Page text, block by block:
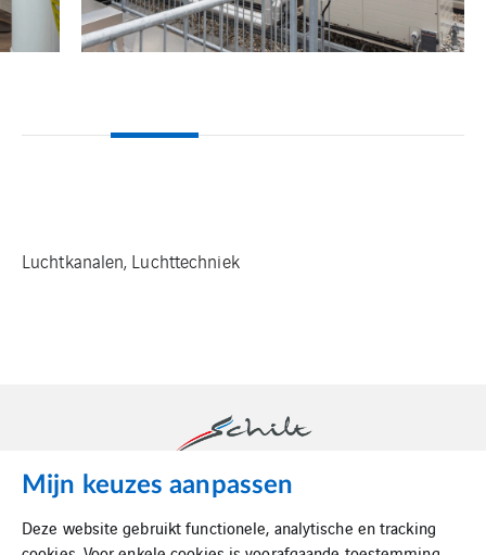
Luchtkanalen, Luchttechniek
Schilt is dé luchttechnische partner in binnenklimaat.
Mijn keuzes aanpassen
Deze website gebruikt functionele, analytische en tracking